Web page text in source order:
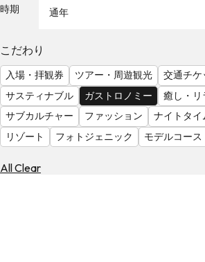
る
気
を
見
る
時期 通年
こだわり
入場・拝観券 ツアー・周遊観光
交通チケ
サスティナブル
ガストロノミー
癒し・リ
サブカルチャー
ファッション
ナイトタ
リゾート
フォトジェニック モデルコース
All Clear